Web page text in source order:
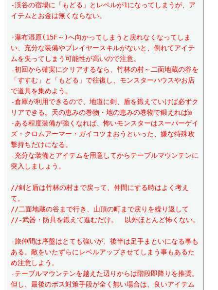
-渓谷の宿場に「もどる」とレベルが1になってしまうが、ア
イテムとお金は無くならない。
-瀑布湿原(15F～)へ向かってしまうと戻れなくなってしま
い、充分な装備やプレイヤースキルがないと、倒れてアイテ
ムを失ってしまう可能性が高いので注意。
-初回から確実にクリアするなら、竹林の村～二面地蔵の谷を
「すすむ」と「もどる」で往復し、モンスターハウスやお店
で道具を集めよう。
-倉庫が利用できるので、地道に剣、盾を鍛えていけば必ずク
リアできる。天の恵みの巻物・地の恵みの巻物で鍛えれば◎
-ある程度装備が強くなれば、怖いモンスターはスーパーゲイ
ズ・クロムアーマー・ガイコツまおうといった、嫌な特殊攻
撃持ちだけになる。
-充分な装備とアイテムを用意してからテーブルマウンテンに
突入しましょう。
//剣と盾は竹林の村まで戻って、仲間にする時はよく考え
て。
//二面地蔵の谷まで行き、山頂の町まで戻りを繰り返して
//-武器・防具を鍛えて進むだけ。　以外ほとんど怖くない。
-旅仲間は序盤はとても強いが、後半は足手まといになる事も
ある。敵をいたずらにレベルアップさせてしまう事もあるた
め注意しよう。
-テーブルマウンテンを越えた辺りからは階段即降りを推奨。
但し、最後のボス対策手段が全く無い場合は、良いアイテム